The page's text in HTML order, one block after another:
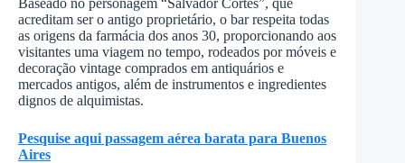
Baseado no personagem “Salvador Cortés”, que
acreditam ser o antigo proprietário, o bar respeita todas
as origens da farmácia dos anos 30, proporcionando aos
visitantes uma viagem no tempo, rodeados por móveis e
decoração vintage comprados em antiquários e
mercados antigos, além de instrumentos e ingredientes
dignos de alquimistas.
Pesquise aqui passagem aérea barata para Buenos
Aires